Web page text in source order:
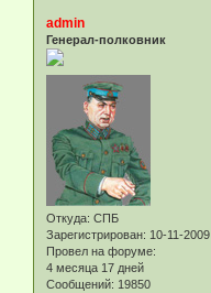
admin
Генерал-полковник
Откуда: СПБ
Зарегистрирован: 10-11-2009
Провел на форуме:
4 месяца 17 дней
Сообщений: 19850